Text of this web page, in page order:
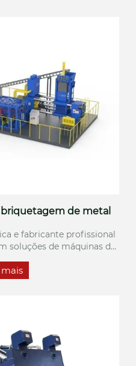
de metal
e fabricante profissional
soluções de máquinas de
eficiente de sucata.